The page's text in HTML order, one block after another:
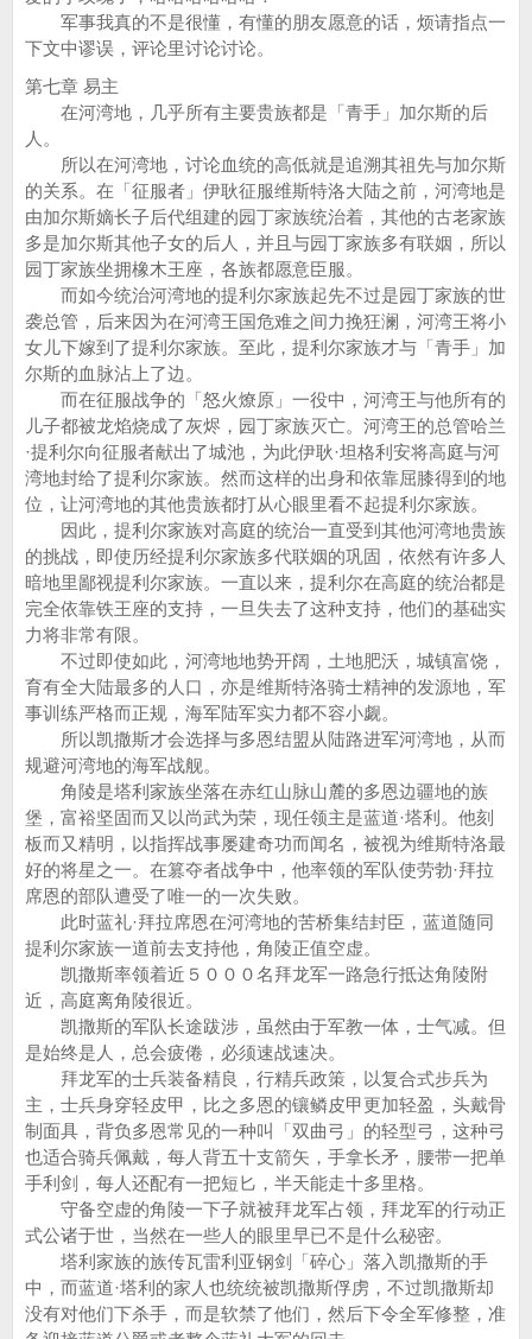
军事我真的不是很懂，有懂的朋友愿意的话，烦请指点一
下文中谬误，评论里讨论讨论。
第七章 易主
在河湾地，几乎所有主要贵族都是「青手」加尔斯的后
人。
所以在河湾地，讨论血统的高低就是追溯其祖先与加尔斯
的关系。在「征服者」伊耿征服维斯特洛大陆之前，河湾地是
由加尔斯嫡长子后代组建的园丁家族统治着，其他的古老家族
多是加尔斯其他子女的后人，并且与园丁家族多有联姻，所以
园丁家族坐拥橡木王座，各族都愿意臣服。
而如今统治河湾地的提利尔家族起先不过是园丁家族的世
袭总管，后来因为在河湾王国危难之间力挽狂澜，河湾王将小
女儿下嫁到了提利尔家族。至此，提利尔家族才与「青手」加
尔斯的血脉沾上了边。
而在征服战争的「怒火燎原」一役中，河湾王与他所有的
儿子都被龙焰烧成了灰烬，园丁家族灭亡。河湾王的总管哈兰
·提利尔向征服者献出了城池，为此伊耿·坦格利安将高庭与河
湾地封给了提利尔家族。然而这样的出身和依靠屈膝得到的地
位，让河湾地的其他贵族都打从心眼里看不起提利尔家族。
因此，提利尔家族对高庭的统治一直受到其他河湾地贵族
的挑战，即使历经提利尔家族多代联姻的巩固，依然有许多人
暗地里鄙视提利尔家族。一直以来，提利尔在高庭的统治都是
完全依靠铁王座的支持，一旦失去了这种支持，他们的基础实
力将非常有限。
不过即使如此，河湾地地势开阔，土地肥沃，城镇富饶，
育有全大陆最多的人口，亦是维斯特洛骑士精神的发源地，军
事训练严格而正规，海军陆军实力都不容小觑。
所以凯撒斯才会选择与多恩结盟从陆路进军河湾地，从而
规避河湾地的海军战舰。
角陵是塔利家族坐落在赤红山脉山麓的多恩边疆地的族
堡，富裕坚固而又以尚武为荣，现任领主是蓝道·塔利。他刻
板而又精明，以指挥战事屡建奇功而闻名，被视为维斯特洛最
好的将星之一。在篡夺者战争中，他率领的军队使劳勃·拜拉
席恩的部队遭受了唯一的一次失败。
此时蓝礼·拜拉席恩在河湾地的苦桥集结封臣，蓝道随同
提利尔家族一道前去支持他，角陵正值空虚。
凯撒斯率领着近５０００名拜龙军一路急行抵达角陵附
近，高庭离角陵很近。
凯撒斯的军队长途跋涉，虽然由于军教一体，士气减。但
是始终是人，总会疲倦，必须速战速决。
拜龙军的士兵装备精良，行精兵政策，以复合式步兵为
主，士兵身穿轻皮甲，比之多恩的镶鳞皮甲更加轻盈，头戴骨
制面具，背负多恩常见的一种叫「双曲弓」的轻型弓，这种弓
也适合骑兵佩戴，每人背五十支箭矢，手拿长矛，腰带一把单
手利剑，每人还配有一把短匕，半天能走十多里格。
守备空虚的角陵一下子就被拜龙军占领，拜龙军的行动正
式公诸于世，当然在一些人的眼里早已不是什么秘密。
塔利家族的族传瓦雷利亚钢剑「碎心」落入凯撒斯的手
中，而蓝道·塔利的家人也统统被凯撒斯俘虏，不过凯撒斯却
没有对他们下杀手，而是软禁了他们，然后下令全军修整，准